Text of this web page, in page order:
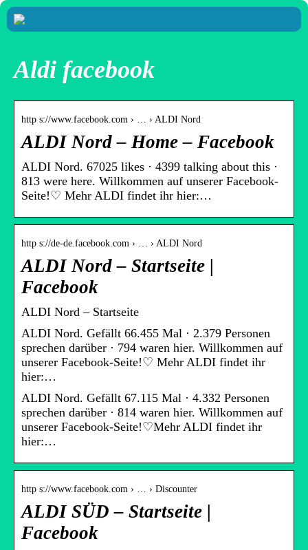
Aldi facebook
http s://www.facebook.com › … › ALDI Nord
ALDI Nord – Home – Facebook
ALDI Nord. 67025 likes · 4399 talking about this ·
813 were here. Willkommen auf unserer Facebook-
Seite!♡ Mehr ALDI findet ihr hier:…
http s://de-de.facebook.com › … › ALDI Nord
ALDI Nord – Startseite |
Facebook
ALDI Nord – Startseite
ALDI Nord. Gefällt 66.455 Mal · 2.379 Personen
sprechen darüber · 794 waren hier. Willkommen auf
unserer Facebook-Seite!♡ Mehr ALDI findet ihr
hier:…
ALDI Nord. Gefällt 67.115 Mal · 4.332 Personen
sprechen darüber · 814 waren hier. Willkommen auf
unserer Facebook-Seite!♡Mehr ALDI findet ihr
hier:…
http s://www.facebook.com › … › Discounter
ALDI SÜD – Startseite |
Facebook